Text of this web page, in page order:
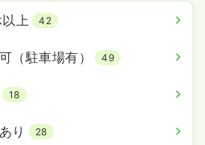
上 42
（駐車場有） 49
18
り 28